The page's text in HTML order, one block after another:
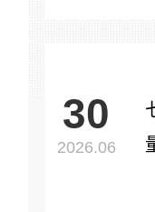
30
2026.06